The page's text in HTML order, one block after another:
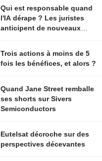
Qui est responsable quand
l'IA dérape ? Les juristes
anticipent de nouveaux
Trois actions à moins de 5
fois les bénéfices, et alors ?
Quand Jane Street remballe
ses shorts sur Sivers
Semiconductors
Eutelsat décroche sur des
perspectives décevantes